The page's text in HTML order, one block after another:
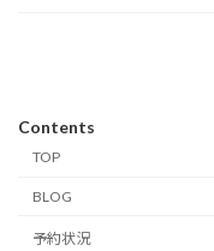
Contents
TOP
BLOG
予約状況